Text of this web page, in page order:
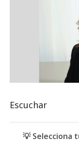
Escuchar
💡 Selecciona